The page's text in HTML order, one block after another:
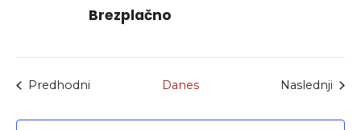
Brezplačno
Predhodni Danes Naslednji